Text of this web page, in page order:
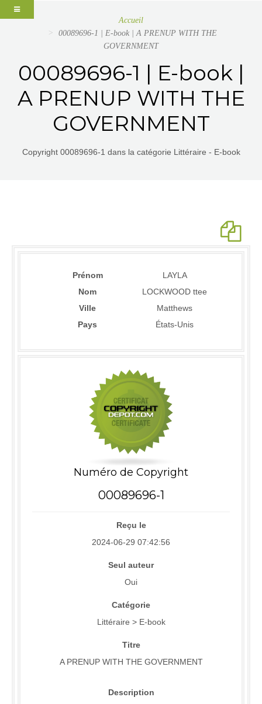
Accueil
00089696-1 | E-book | A PRENUP WITH THE
GOVERNMENT
00089696-1 | E-book |
A PRENUP WITH THE
GOVERNMENT
Copyright 00089696-1 dans la catégorie Littéraire - E-book
Prénom
LAYLA
Nom
LOCKWOOD ttee
Ville
Matthews
Pays
États-Unis
Numéro de Copyright
00089696-1
Reçu le
2024-06-29 07:42:56
Seul auteur
Oui
Catégorie
Littéraire > E-book
Titre
A PRENUP WITH THE GOVERNMENT
Description